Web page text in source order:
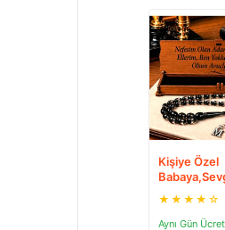
Kişiye Özel
Hediye
Sürmeli Toz Kehribar
Tesbih [ 5
★ ★ ★ ★ ☆